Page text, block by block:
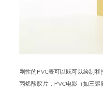
刚性的PVC表可以既可以绘制
丙烯酸胶片，PVC电影（如三聚